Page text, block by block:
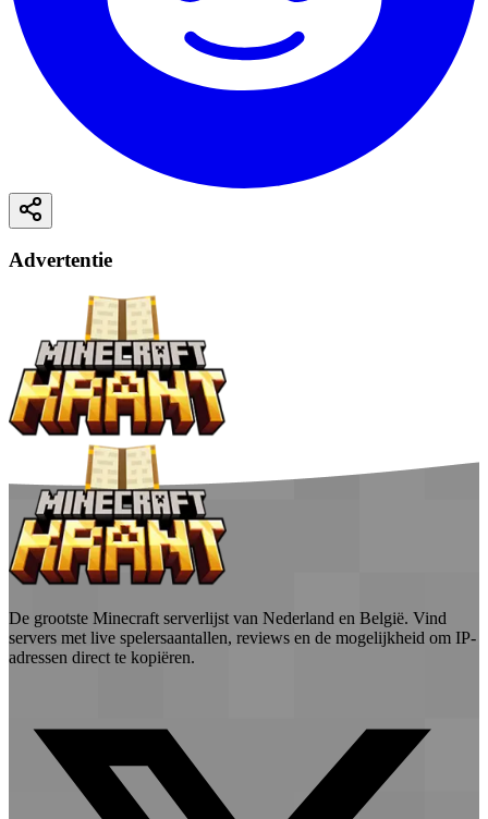
Advertentie
De grootste Minecraft serverlijst van Nederland en België. Vind
servers met live spelersaantallen, reviews en de mogelijkheid om IP-
adressen direct te kopiëren.